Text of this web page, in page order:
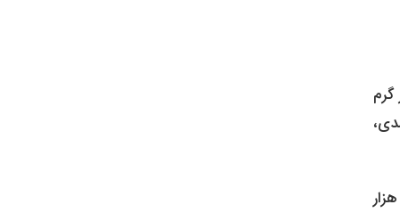
گرم
و ۴۰۱ هزار و ۷۷۲ تومان رسید. این رشد ۲.۱ درصدی،
طلای ۱۸ عیار نیز همگام با گرم طلا، رشد ۲.۱ درصدی را تجربه کرد و به ۵۳ میلیون و ۷۲۲ هزار